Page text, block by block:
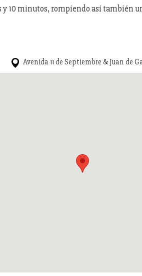
y 10 minutos, rompiendo así también
Avenida 11 de Septiembre & Juan de